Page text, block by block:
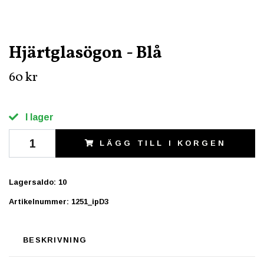
Hjärtglasögon - Blå
60 kr
I lager
LÄGG TILL I KORGEN
Lagersaldo: 10
Artikelnummer: 1251_ipD3
BESKRIVNING